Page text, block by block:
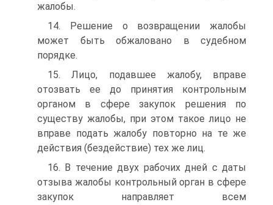
жалобы.
14. Решение о возвращении жалобы
может быть обжаловано в судебном
порядке.
15. Лицо, подавшее жалобу, вправе
отозвать ее до принятия контрольным
органом в сфере закупок решения по
существу жалобы, при этом такое лицо не
вправе подать жалобу повторно на те же
действия (бездействие) тех же лиц.
16. В течение двух рабочих дней с даты
отзыва жалобы контрольный орган в сфере
закупок направляет всем